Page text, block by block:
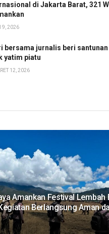
di Jakarta Barat, 321
9, 2026
bersama jurnalis beri santunan
yatim piatu
12, 2026
Amankan Festival Lembah
Berlangsung Aman